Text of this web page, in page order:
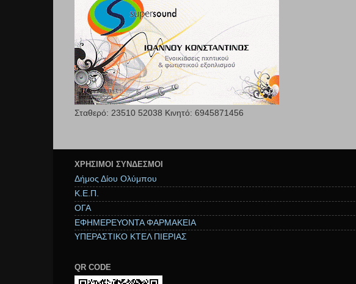
Σταθερό: 23510 52038 Κινητό: 6945871456
ΧΡΉΣΙΜΟΙ ΣΥΝΔΕΣΜΟΙ
Δήμος Δίου Ολύμπου
Κ.Ε.Π.
ΟΓΑ
ΕΦΗΜΕΡΕΥΟΝΤΑ ΦΑΡΜΑΚΕΙΑ
ΥΠΕΡΑΣΤΙΚΟ ΚΤΕΛ ΠΙΕΡΙΑΣ
QR CODE